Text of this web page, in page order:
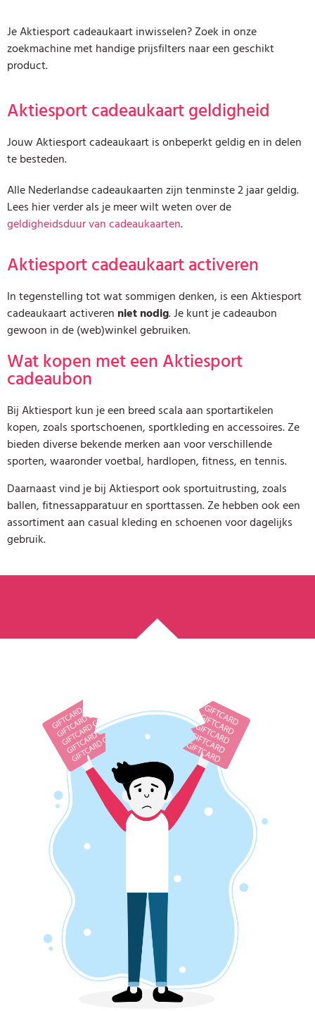
Je Aktiesport cadeaukaart inwisselen? Zoek in onze
zoekmachine met handige prijsfilters naar een geschikt
product.
Aktiesport cadeaukaart geldigheid
Jouw Aktiesport cadeaukaart is onbeperkt geldig en in delen
te besteden.
Alle Nederlandse cadeaukaarten zijn tenminste 2 jaar geldig.
Lees hier verder als je meer wilt weten over de
geldigheidsduur van cadeaukaarten.
Aktiesport cadeaukaart activeren
In tegenstelling tot wat sommigen denken, is een Aktiesport
cadeaukaart activeren niet nodig. Je kunt je cadeaubon
gewoon in de (web)winkel gebruiken.
Wat kopen met een Aktiesport
cadeaubon
Bij Aktiesport kun je een breed scala aan sportartikelen
kopen, zoals sportschoenen, sportkleding en accessoires. Ze
bieden diverse bekende merken aan voor verschillende
sporten, waaronder voetbal, hardlopen, fitness, en tennis.
Daarnaast vind je bij Aktiesport ook sportuitrusting, zoals
ballen, fitnessapparatuur en sporttassen. Ze hebben ook een
assortiment aan casual kleding en schoenen voor dagelijks
gebruik.